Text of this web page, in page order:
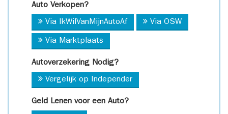
Auto Verkopen?
Via IkWilVanMijnAutoAf Via OSW
Via Marktplaats
Autoverzekering Nodig?
Vergelijk op Independer
Geld Lenen voor een Auto?